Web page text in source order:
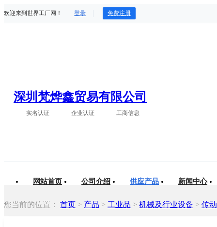
欢迎来到世界工厂网！ 登录 免费注册
深圳梵烨鑫贸易有限公司
实名认证 企业认证 工商信息
网站首页 公司介绍 供应产品 新闻中心
您当前的位置： 首页 > 产品 > 工业品 > 机械及行业设备 > 传